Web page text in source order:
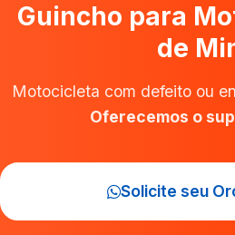
Guincho para
de
Motocicleta com defeito ou
Oferecemos o
Solicite seu